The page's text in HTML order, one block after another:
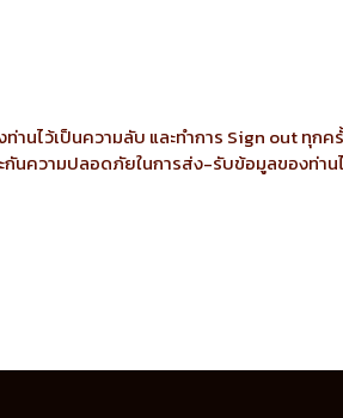
นไว้เป็นความลับ และทำการ Sign out ทุก
ความปลอดภัยในการส่ง-รับข้อมูลของท่า